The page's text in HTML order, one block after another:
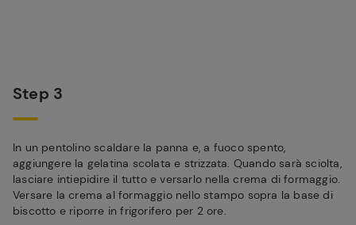
Step 3
In un pentolino scaldare la panna e, a fuoco spento,
aggiungere la gelatina scolata e strizzata. Quando sarà sciolta,
lasciare intiepidire il tutto e versarlo nella crema di formaggio.
Versare la crema al formaggio nello stampo sopra la base di
biscotto e riporre in frigorifero per 2 ore.